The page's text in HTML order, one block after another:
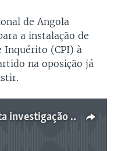
de Angola
a instalação de
Inquérito (CPI) à
na oposição já
Paarlamento angolano rejeita investigação á divida pública -
available